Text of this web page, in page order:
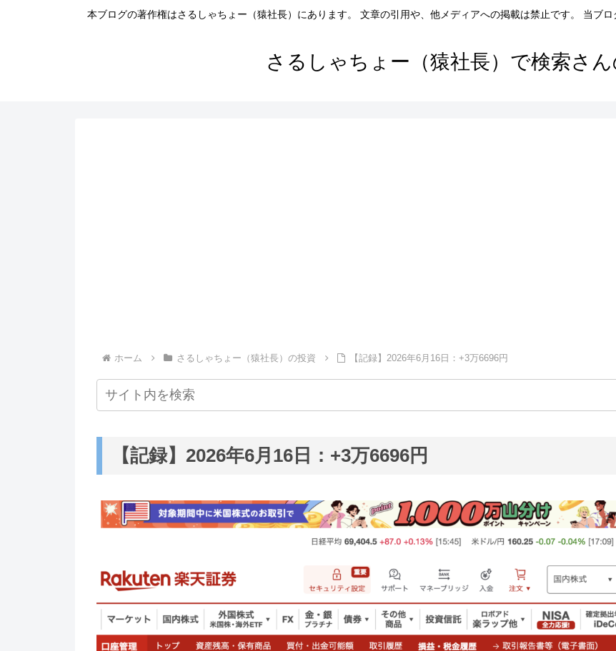
本ブログの著作権はさるしゃちょー（猿社長）にあります。 文章の引用や、他メディアへの掲載は禁止です。 当ブ
さるしゃちょー（猿社長）で検索さ
ホーム さるしゃちょー（猿社長）の投資 【記録】2026年6月16日：+3万6696円
【記録】2026年6月16日：+3万6696円